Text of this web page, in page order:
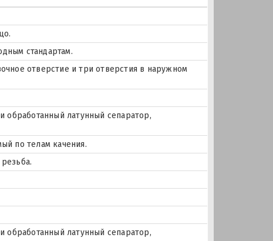
стандартам.
отверстие и три отверстия в наружном
обработанный латунный сепаратор,
по телам качения.
обработанный латунный сепаратор,